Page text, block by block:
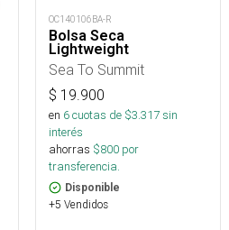
OC140106BA-R
Bolsa Seca
Lightweight
Sea To Summit
$ 19.900
en 6cuotas de $3.317sin
interés
ahorras $800 por
transferencia.
Disponible
+5 Vendidos